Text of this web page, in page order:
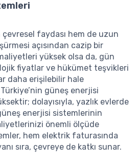
çevresel faydası hem de uzun
açısından cazip bir
yüksek olsa da, gün
fiyatlar ve hükümet teşvikleri
daha erişilebilir hale
güneş enerjisi
dolayısıyla, yazlık evlerde
enerjisi sistemlerinin
önemli ölçüde
hem elektrik faturasında
sıra, çevreye de katkı sunar.